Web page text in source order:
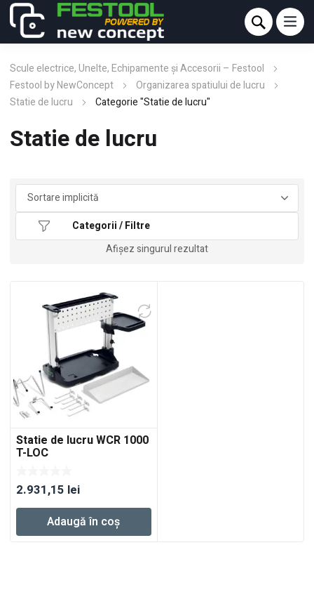
Scule electrice, Unelte, Echipamente și Accesorii – Festool
Festool by NewConcept
Organizarea spatiului de lucru
Statie de lucru
Categorie "Statie de lucru"
Statie de lucru
Afișez singurul rezultat
Categorii / Filtre
Statie de lucru WCR 1000
T-LOC
2.931,15 lei
Adaugă în coș